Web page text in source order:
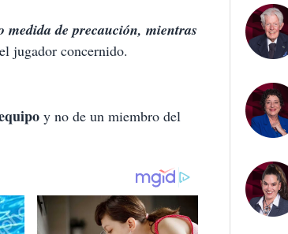
medida de precaución, mientras
jugador concernido.
y no de un miembro del